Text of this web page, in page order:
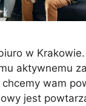
w
aktywnemu
wam
jest